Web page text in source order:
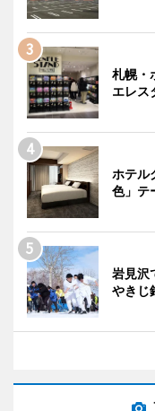
札幌・
エレ
ホテル
色」テ
岩見沢
やきじ